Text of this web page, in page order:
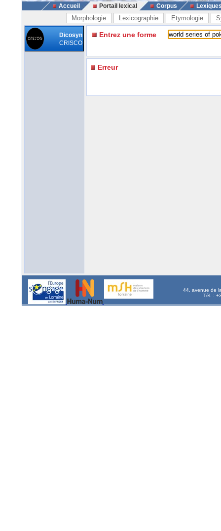
Accueil Portail lexical Corpus
Morphologie Lexicographie Etymologie
Dicosyn
CRISCO
Entrez une forme
Erreur
44, avenue de
Tél. :